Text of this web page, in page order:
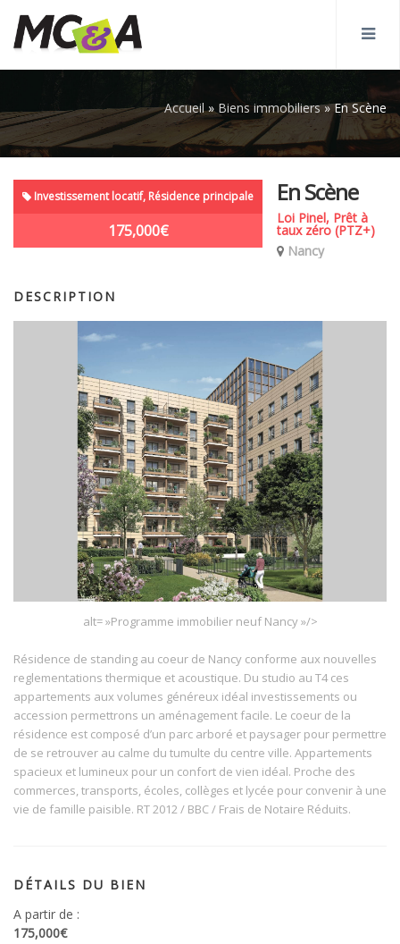
Accueil»Biens immobiliers»En Scène
Investissement locatif, Résidence principale
175,000€
En Scène
Loi Pinel, Prêt à
taux zéro (PTZ+)
Nancy
DESCRIPTION
alt= »Programme immobilier neuf Nancy »/>
Résidence de standing au coeur de Nancy conforme aux nouvelles
reglementations thermique et acoustique. Du studio au T4 ces
appartements aux volumes généreux idéal investissements ou
accession permettrons un aménagement facile. Le coeur de la
résidence est composé d’un parc arboré et paysager pour permettre
de se retrouver au calme du tumulte du centre ville. Appartements
spacieux et lumineux pour un confort de vien idéal. Proche des
commerces, transports, écoles, collèges et lycée pour convenir à une
vie de famille paisible. RT 2012 / BBC / Frais de Notaire Réduits.
DÉTAILS DU BIEN
A partir de :
175,000€